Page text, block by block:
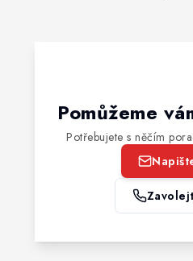
Pomůžeme
Potřebujete s něčím